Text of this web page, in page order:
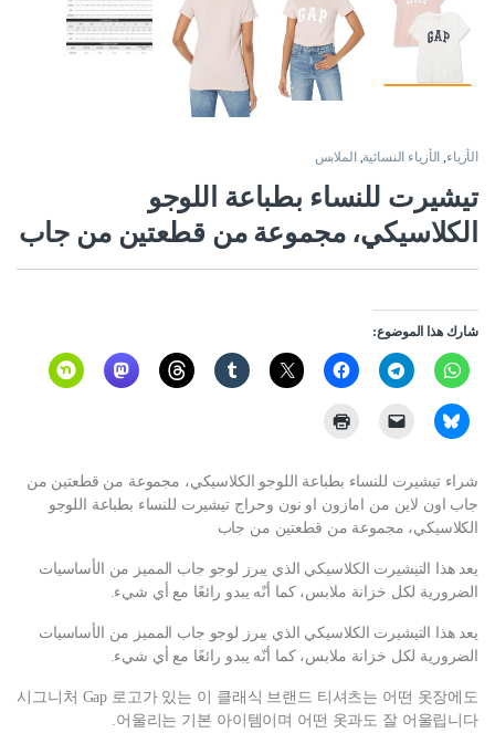
الأزياء, الأزياء النسائية, الملابس
تيشيرت للنساء بطباعة اللوجو
الكلاسيكي، مجموعة من قطعتين من جاب
شارك هذا الموضوع:
شراء تيشيرت للنساء بطباعة اللوجو الكلاسيكي، مجموعة من قطعتين من
جاب اون لاين من امازون او نون وحراج تيشيرت للنساء بطباعة اللوجو
الكلاسيكي، مجموعة من قطعتين من جاب
يعد هذا التيشيرت الكلاسيكي الذي يبرز لوجو جاب المميز من الأساسيات
الضرورية لكل خزانة ملابس، كما أنّه يبدو رائعًا مع أي شيء.
يعد هذا التيشيرت الكلاسيكي الذي يبرز لوجو جاب المميز من الأساسيات
الضرورية لكل خزانة ملابس، كما أنّه يبدو رائعًا مع أي شيء.
시그니처 Gap 로고가 있는 이 클래식 브랜드 티셔츠는 어떤 옷장에도
어울리는 기본 아이템이며 어떤 옷과도 잘 어울립니다.